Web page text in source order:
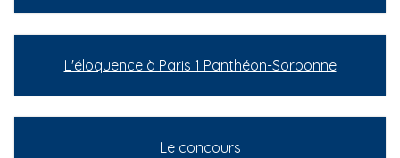
L'éloquence à Paris 1 Panthéon-Sorbonne
Le concours